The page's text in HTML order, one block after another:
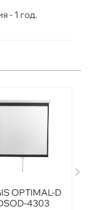
- 1 год.
OPTIMAL-D
4303